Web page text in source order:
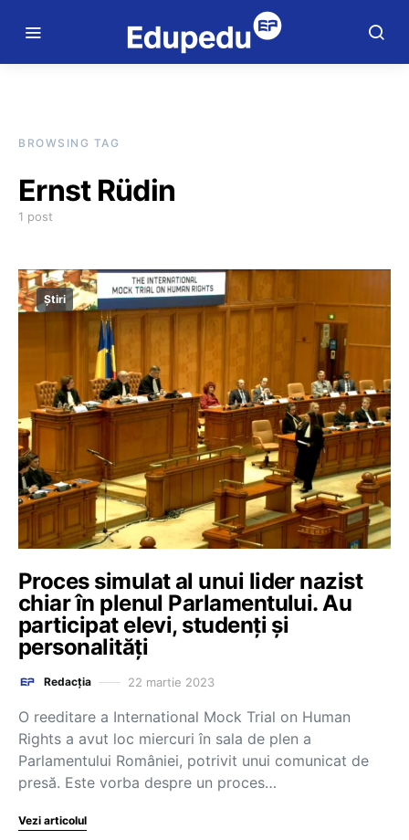
BROWSING TAG
Ernst Rüdin
1 post
Știri
Proces simulat al unui lider nazist
chiar în plenul Parlamentului. Au
participat elevi, studenți și
personalități
Redacția 22 martie 2023
O reeditare a International Mock Trial on Human
Rights a avut loc miercuri în sala de plen a
Parlamentului României, potrivit unui comunicat de
presă. Este vorba despre un proces…
Vezi articolul